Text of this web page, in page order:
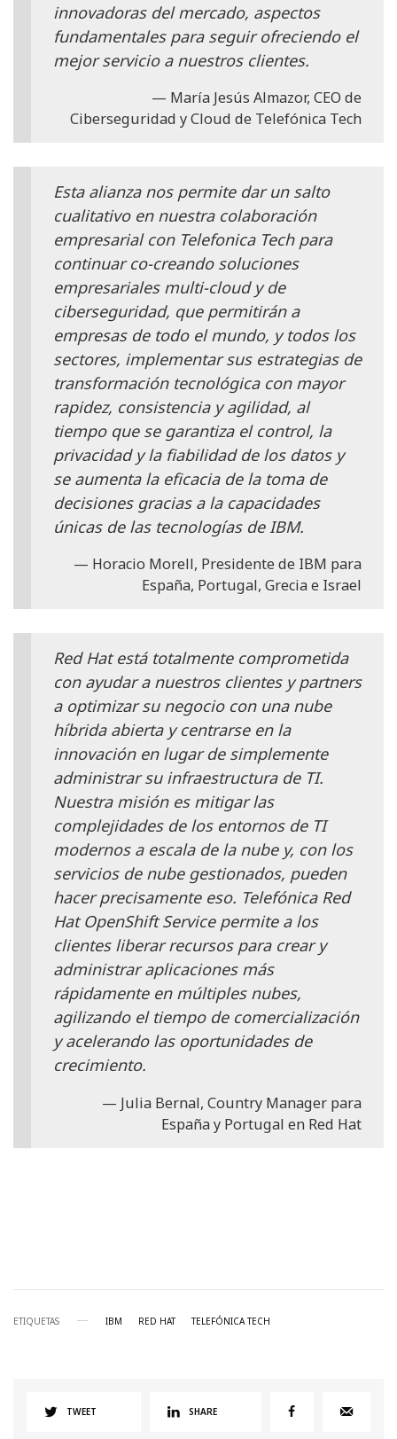
innovadoras del mercado, aspectos
fundamentales para seguir ofreciendo el
mejor servicio a nuestros clientes.
María Jesús Almazor, CEO de
Ciberseguridad y Cloud de Telefónica Tech
Esta alianza nos permite dar un salto
cualitativo en nuestra colaboración
empresarial con Telefonica Tech para
continuar co-creando soluciones
empresariales multi-cloud y de
ciberseguridad, que permitirán a
empresas de todo el mundo, y todos los
sectores, implementar sus estrategias de
transformación tecnológica con mayor
rapidez, consistencia y agilidad, al
tiempo que se garantiza el control, la
privacidad y la fiabilidad de los datos y
se aumenta la eficacia de la toma de
decisiones gracias a la capacidades
únicas de las tecnologías de IBM.
Horacio Morell, Presidente de IBM para
España, Portugal, Grecia e Israel
Red Hat está totalmente comprometida
con ayudar a nuestros clientes y partners
a optimizar su negocio con una nube
híbrida abierta y centrarse en la
innovación en lugar de simplemente
administrar su infraestructura de TI.
Nuestra misión es mitigar las
complejidades de los entornos de TI
modernos a escala de la nube y, con los
servicios de nube gestionados, pueden
hacer precisamente eso. Telefónica Red
Hat OpenShift Service permite a los
clientes liberar recursos para crear y
administrar aplicaciones más
rápidamente en múltiples nubes,
agilizando el tiempo de comercialización
y acelerando las oportunidades de
crecimiento.
Julia Bernal, Country Manager para
España y Portugal en Red Hat
ETIQUETAS IBM RED HAT TELEFÓNICA TECH
TWEET SHARE